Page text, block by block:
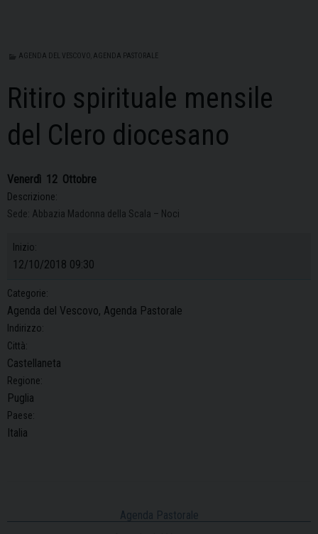
AGENDA DEL VESCOVO AGENDA PASTORALE
Ritiro spirituale mensile
del Clero diocesano
Venerdì 12 Ottobre
Descrizione:
Sede: Abbazia Madonna della Scala – Noci
Inizio:
12/10/2018 09:30
Categorie:
Agenda del Vescovo, Agenda Pastorale
Indirizzo:
Città:
Castellaneta
Regione:
Puglia
Paese:
Italia
Agenda Pastorale